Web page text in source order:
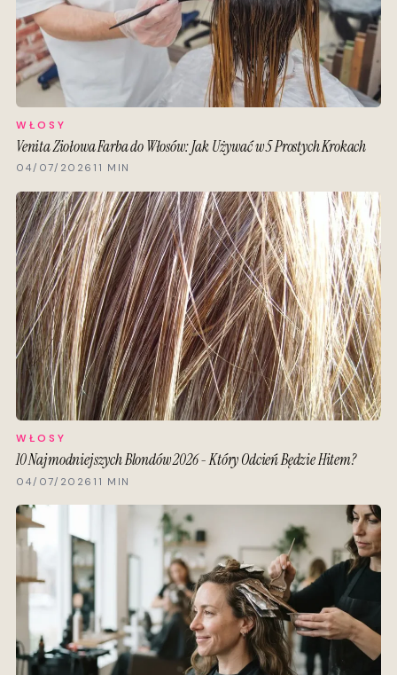
WŁOSY
Venita Ziołowa Farba do Włosów: Jak Używać w 5 Prostych Krokach
04/07/2026 11 MIN
WŁOSY
10 Najmodniejszych Blondów 2026 - Który Odcień Będzie Hitem?
04/07/2026 11 MIN